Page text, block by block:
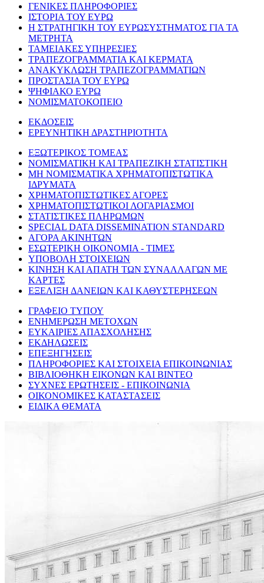
ΓΕΝΙΚΕΣ ΠΛΗΡΟΦΟΡΙΕΣ
ΙΣΤΟΡΙΑ ΤΟΥ ΕΥΡΩ
Η ΣΤΡΑΤΗΓΙΚΗ ΤΟΥ ΕΥΡΩΣΥΣΤΗΜΑΤΟΣ ΓΙΑ ΤΑ
ΜΕΤΡΗΤΑ
ΤΑΜΕΙΑΚΕΣ ΥΠΗΡΕΣΙΕΣ
ΤΡΑΠΕΖΟΓΡΑΜΜΑΤΙΑ ΚΑΙ ΚΕΡΜΑΤΑ
ΑΝΑΚΥΚΛΩΣΗ ΤΡΑΠΕΖΟΓΡΑΜΜΑΤΙΩΝ
ΠΡΟΣΤΑΣΙΑ ΤΟΥ ΕΥΡΩ
ΨΗΦΙΑΚΟ ΕΥΡΩ
ΝΟΜΙΣΜΑΤΟΚΟΠΕΙΟ
ΕΚΔΟΣΕΙΣ
ΕΡΕΥΝΗΤΙΚΗ ΔΡΑΣΤΗΡΙΟΤΗΤΑ
ΕΞΩΤΕΡΙΚΟΣ ΤΟΜΕΑΣ
ΝΟΜΙΣΜΑΤΙΚΗ ΚΑΙ ΤΡΑΠΕΖΙΚΗ ΣΤΑΤΙΣΤΙΚΗ
ΜΗ ΝΟΜΙΣΜΑΤΙΚΑ ΧΡΗΜΑΤΟΠΙΣΤΩΤΙΚΑ
ΙΔΡΥΜΑΤΑ
ΧΡΗΜΑΤΟΠΙΣΤΩΤΙΚΕΣ ΑΓΟΡΕΣ
ΧΡΗΜΑΤΟΠΙΣΤΩΤΙΚΟΙ ΛΟΓΑΡΙΑΣΜΟΙ
ΣΤΑΤΙΣΤΙΚΕΣ ΠΛΗΡΩΜΩΝ
SPECIAL DATA DISSEMINATION STANDARD
ΑΓΟΡΑ ΑΚΙΝΗΤΩΝ
ΕΣΩΤΕΡΙΚΗ ΟΙΚΟΝΟΜΙΑ - ΤΙΜΕΣ
ΥΠΟΒΟΛΗ ΣΤΟΙΧΕΙΩΝ
ΚΙΝΗΣΗ ΚΑΙ ΑΠΑΤΗ ΤΩΝ ΣΥΝΑΛΛΑΓΩΝ ΜΕ
ΚΑΡΤΕΣ
ΕΞΕΛΙΞΗ ΔΑΝΕΙΩΝ ΚΑΙ ΚΑΘΥΣΤΕΡΗΣΕΩΝ
ΓΡΑΦΕΙΟ ΤΥΠΟΥ
ΕΝΗΜΕΡΩΣΗ ΜΕΤΟΧΩΝ
ΕΥΚΑΙΡΙΕΣ ΑΠΑΣΧΟΛΗΣΗΣ
ΕΚΔΗΛΩΣΕΙΣ
ΕΠΕΞΗΓΗΣΕΙΣ
ΠΛΗΡΟΦΟΡΙΕΣ ΚΑΙ ΣΤΟΙΧΕΙΑ ΕΠΙΚΟΙΝΩΝΙΑΣ
ΒΙΒΛΙΟΘΗΚΗ ΕΙΚΟΝΩΝ ΚΑΙ ΒΙΝΤΕΟ
ΣΥΧΝΕΣ ΕΡΩΤΗΣΕΙΣ - ΕΠΙΚΟΙΝΩΝΙΑ
ΟΙΚΟΝΟΜΙΚΕΣ ΚΑΤΑΣΤΑΣΕΙΣ
ΕΙΔΙΚΑ ΘΕΜΑΤΑ